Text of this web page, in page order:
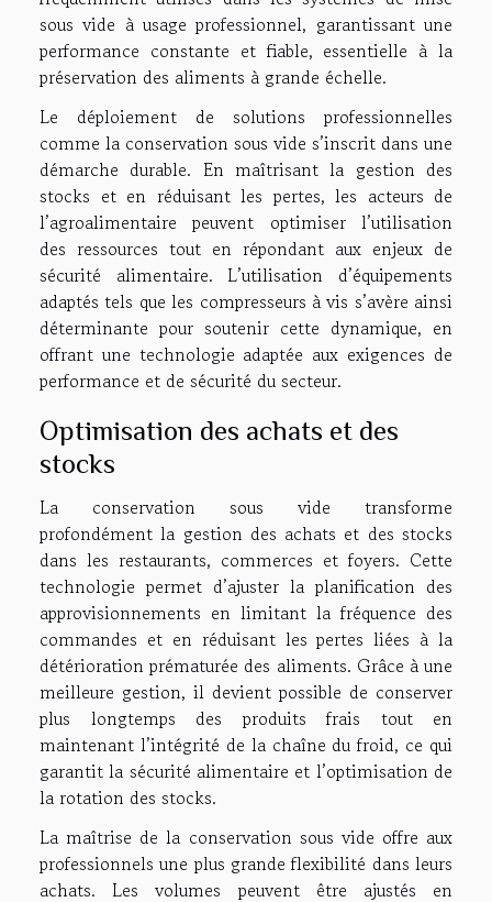
sous vide à usage professionnel, garantissant une
performance constante et fiable, essentielle à la
préservation des aliments à grande échelle.
Le déploiement de solutions professionnelles
comme la conservation sous vide s’inscrit dans une
démarche durable. En maîtrisant la gestion des
stocks et en réduisant les pertes, les acteurs de
l’agroalimentaire peuvent optimiser l’utilisation
des ressources tout en répondant aux enjeux de
sécurité alimentaire. L’utilisation d’équipements
adaptés tels que les compresseurs à vis s’avère ainsi
déterminante pour soutenir cette dynamique, en
offrant une technologie adaptée aux exigences de
performance et de sécurité du secteur.
Optimisation des achats et des
stocks
La conservation sous vide transforme
profondément la gestion des achats et des stocks
dans les restaurants, commerces et foyers. Cette
technologie permet d’ajuster la planification des
approvisionnements en limitant la fréquence des
commandes et en réduisant les pertes liées à la
détérioration prématurée des aliments. Grâce à une
meilleure gestion, il devient possible de conserver
plus longtemps des produits frais tout en
maintenant l’intégrité de la chaîne du froid, ce qui
garantit la sécurité alimentaire et l’optimisation de
la rotation des stocks.
La maîtrise de la conservation sous vide offre aux
professionnels une plus grande flexibilité dans leurs
achats. Les volumes peuvent être ajustés en